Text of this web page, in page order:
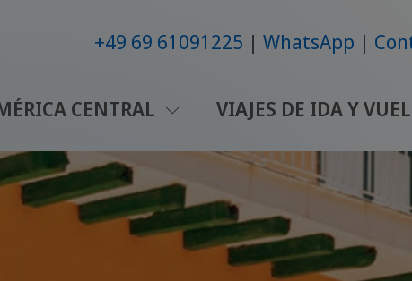
+49 69 61091225 WhatsApp
CENTRAL VIAJES DE IDA Y